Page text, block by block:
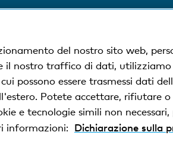
Ubicazioni
e avvisi giuridiciDichiarazione sulla
controllata al 100% dalla
del nostro sito web,
il nostro traffico di dati, utilizziamo
possono essere trasmessi dati
Potete accettare, rifiutare
e tecnologie simili non
informazioni: Dichiarazione sulla